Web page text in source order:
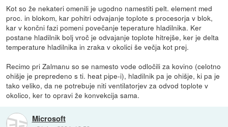
Kot so že nekateri omenili je ugodno namestiti pelt. element med
proc. in blokom, kar pohitri odvajanje toplote s procesorja v blok,
kar v končni fazi pomeni povečanje teperature hladilnika. Ker
postane hladilnik bolj vroč je odvajanje toplote hitrejše, ker je delta
temperature hladilnika in zraka v okolici še večja kot prej.
Recimo pri Zalmanu so se namesto vode odločili za kovino (celotno
ohišje je prepredeno s ti. heat pipe-i), hladilnik pa je ohišje, ki pa je
tako veliko, da ne potrebuje niti ventilatorjev za odvod toplote v
okolico, ker to opravi že konvekcija sama.
Microsoft